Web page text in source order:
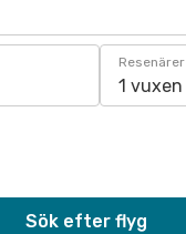
Resenärer
1 vuxen
Sök efter flyg